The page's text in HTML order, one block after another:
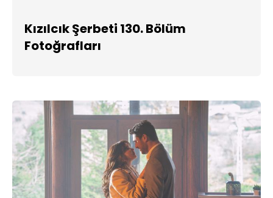
Kızılcık Şerbeti 130. Bölüm
Fotoğrafları